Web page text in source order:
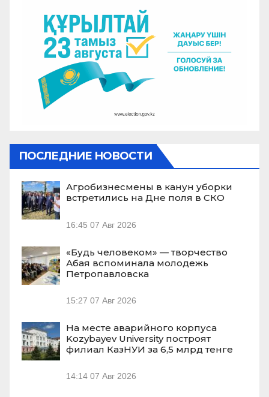
ПОСЛЕДНИЕ НОВОСТИ
Агробизнесмены в канун уборки
встретились на Дне поля в СКО
16:45 07 Авг 2026
«Будь человеком» — творчество
Абая вспоминала молодежь
Петропавловска
15:27 07 Авг 2026
На месте аварийного корпуса
Kozybayev University построят
филиал КазНУИ за 6,5 млрд тенге
14:14 07 Авг 2026